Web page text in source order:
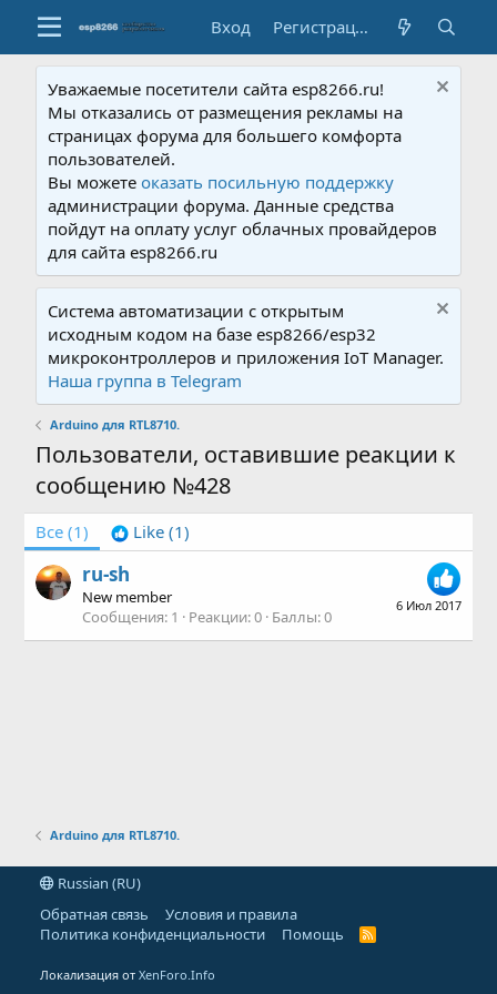
Вход Регистрация
Уважаемые посетители сайта esp8266.ru!
Мы отказались от размещения рекламы на
страницах форума для большего комфорта
пользователей.
Вы можетеоказать посильную поддержку
администрации форума. Данные средства
пойдут на оплату услуг облачных провайдеров
для сайта esp8266.ru
Система автоматизации с открытым
исходным кодом на базе esp8266/esp32
микроконтроллеров и приложения IoT Manager.
Наша группа в Telegram
Arduino для RTL8710.
Пользователи, оставившие реакции к
сообщению №428
Все (1) Like (1)
6 Июл 2017
ru-sh
New member
Сообщения 1 Реакции 0 Баллы 0
Arduino для RTL8710.
Russian (RU)
Обратная связь
Условия и правила
Политика конфиденциальности
Помощь
R
Локализация отXenForo.Info